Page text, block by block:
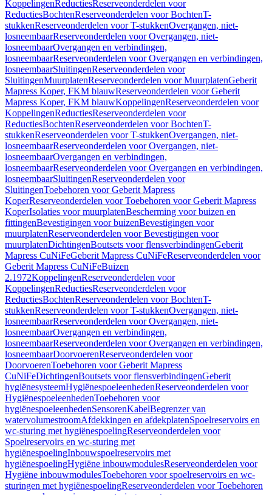
KoppelingenReductiesReserveonderdelen voor
ReductiesBochtenReserveonderdelen voor BochtenT-
stukkenReserveonderdelen voor T-stukkenOvergangen, niet-
losneembaarReserveonderdelen voor Overgangen, niet-
losneembaarOvergangen en verbindingen,
losneembaarReserveonderdelen voor Overgangen en verbindingen,
losneembaarSluitingenReserveonderdelen voor
SluitingenMuurplatenReserveonderdelen voor MuurplatenGeberit
Mapress Koper, FKM blauwReserveonderdelen voor Geberit
Mapress Koper, FKM blauwKoppelingenReserveonderdelen voor
KoppelingenReductiesReserveonderdelen voor
ReductiesBochtenReserveonderdelen voor BochtenT-
stukkenReserveonderdelen voor T-stukkenOvergangen, niet-
losneembaarReserveonderdelen voor Overgangen, niet-
losneembaarOvergangen en verbindingen,
losneembaarReserveonderdelen voor Overgangen en verbindingen,
losneembaarSluitingenReserveonderdelen voor
SluitingenToebehoren voor Geberit Mapress
KoperReserveonderdelen voor Toebehoren voor Geberit Mapress
KoperIsolaties voor muurplatenBescherming voor buizen en
fittingenBevestigingen voor buizenBevestigingen voor
muurplatenReserveonderdelen voor Bevestigingen voor
muurplatenDichtingenBoutsets voor flensverbindingenGeberit
Mapress CuNiFeGeberit Mapress CuNiFeReserveonderdelen voor
Geberit Mapress CuNiFeBuizen
2.1972KoppelingenReserveonderdelen voor
KoppelingenReductiesReserveonderdelen voor
ReductiesBochtenReserveonderdelen voor BochtenT-
stukkenReserveonderdelen voor T-stukkenOvergangen, niet-
losneembaarReserveonderdelen voor Overgangen, niet-
losneembaarOvergangen en verbindingen,
losneembaarReserveonderdelen voor Overgangen en verbindingen,
losneembaarDoorvoerenReserveonderdelen voor
DoorvoerenToebehoren voor Geberit Mapress
CuNiFeDichtingenBoutsets voor flensverbindingenGeberit
hygiënesysteemHygiënespoeleenhedenReserveonderdelen voor
HygiënespoeleenhedenToebehoren voor
hygiënespoeleenhedenSensorenKabelBegrenzer van
watervolumestroomAfdekkingen en afdekplatenSpoelreservoirs en
wc-sturing met hygiënespoelingReserveonderdelen voor
Spoelreservoirs en wc-sturing met
hygiënespoelingInbouwspoelreservoirs met
hygiënespoelingHygiëne inbouwmodulesReserveonderdelen voor
Hygiëne inbouwmodulesToebehoren voor spoelreservoirs en wc-
sturingen met hygiënespoelingReserveonderdelen voor Toebehoren